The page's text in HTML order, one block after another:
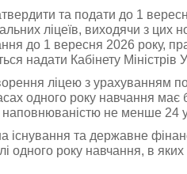
та подати до 1
ліцеїв, виходячи з цих
до 1 вересня 2026 року,
надати Кабінету Міністрів
ліцею з урахуванням
одного року навчання має
не менше 24
існування та державне
одного року навчання, в